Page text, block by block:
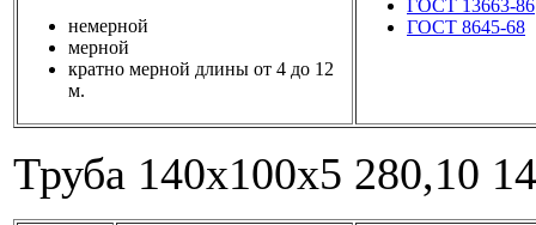
ГОСТ 13663-86
ГОСТ 8645-68
немерной
мерной
кратно мерной длины от 4 до 12
м.
Труба 140x100x5 280,10